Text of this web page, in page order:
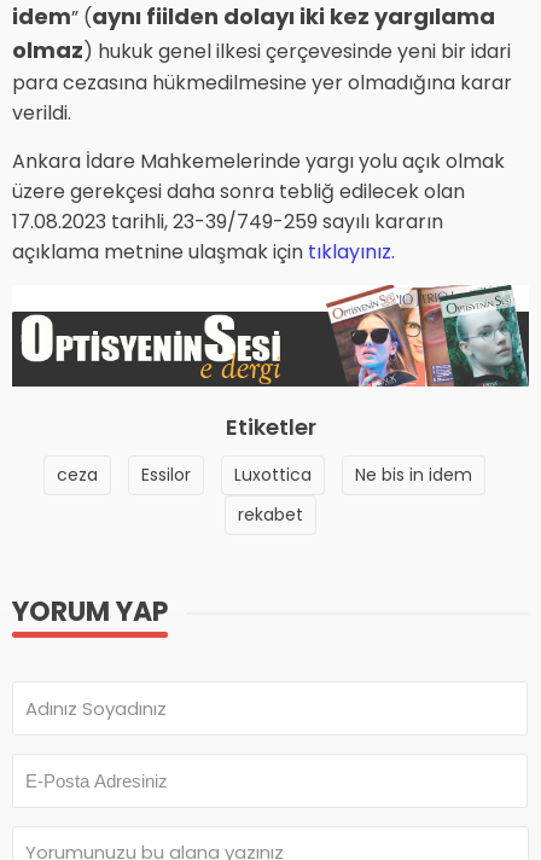
idem” (aynı fiilden dolayı iki kez yargılama
olmaz) hukuk genel ilkesi çerçevesinde yeni bir idari
para cezasına hükmedilmesine yer olmadığına karar
verildi.
Ankara İdare Mahkemelerinde yargı yolu açık olmak
üzere gerekçesi daha sonra tebliğ edilecek olan
17.08.2023 tarihli, 23-39/749-259 sayılı kararın
açıklama metnine ulaşmak için tıklayınız.
Etiketler
ceza Essilor Luxottica
Ne bis in idem
rekabet
YORUM YAP